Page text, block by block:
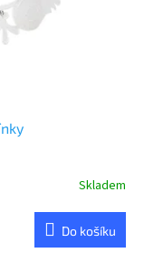
Skladem
Do košíku